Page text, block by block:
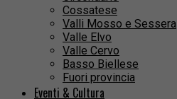
Cossatese
Valli Mosso e Sessera
Valle Elvo
Valle Cervo
Basso Biellese
Fuori provincia
Eventi & Cultura